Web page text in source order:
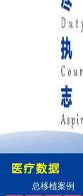
总移植案例